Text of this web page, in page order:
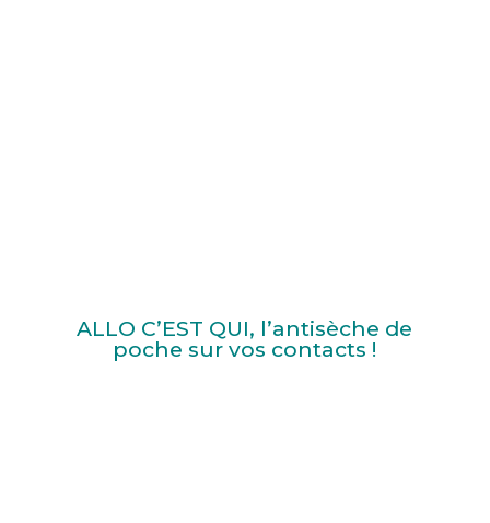
ALLO C’EST QUI, l’antisèche de
poche sur vos contacts !